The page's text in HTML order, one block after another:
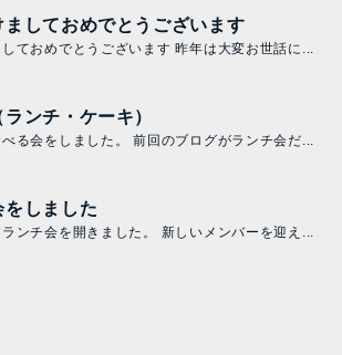
ましておめでとうございます
ておめでとうございます 昨年は大変お世話に...
ンチ・ケーキ）
る会をしました。 前回のブログがランチ会だ...
をしました
ンチ会を開きました。 新しいメンバーを迎え...